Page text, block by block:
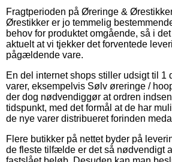
Fragtperioden på Øreringe &
Ørestikker er jo temmelig
behov for produktet omgående, så i
aktuelt at vi tjekker det forventede
pågældende vare.
En del internet shops stiller udsigt til 1
varer, eksempelvis Sølv øreringe /
der dog nødvendiggør at ordren
tidspunkt, med det formål at de har
de nye varer distribueret forinden
Flere butikker på nettet byder på
de fleste tilfælde er det så nødvendigt